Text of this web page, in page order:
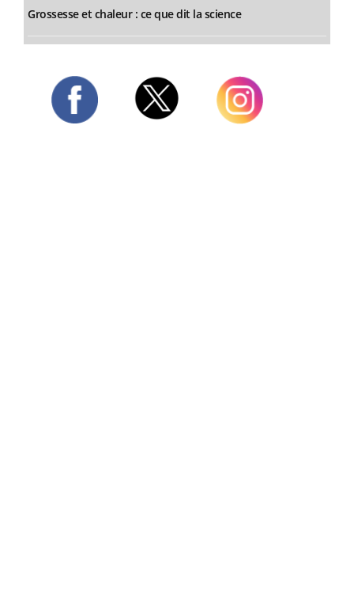
Grossesse et chaleur : ce que dit la science